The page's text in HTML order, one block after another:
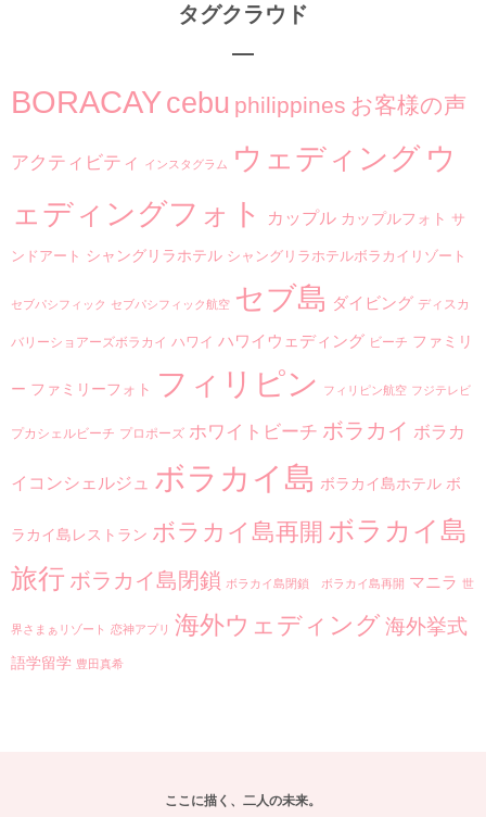
タグクラウド
BORACAYcebu philippines お客様の声
アクティビティ インスタグラム ウェディング ウ
ェディングフォト
カップル カップルフォト サ
ンドアート シャングリラホテル シャングリラホテルボラカイリゾート
セブパシフィック セブパシフィック航空 セブ島 ダイビング ディスカ
バリーショアーズボラカイ ハワイ ハワイウェディング ビーチ ファミリ
ー ファミリーフォト フィリピン フィリピン航空 フジテレビ
プカシェルビーチ プロポーズ ホワイトビーチ ボラカイ ボラカ
イコンシェルジュ ボラカイ島 ボラカイ島ホテル ボ
ラカイ島レストラン ボラカイ島再開 ボラカイ島
旅行 ボラカイ島閉鎖 ボラカイ島閉鎖 ボラカイ島再開 マニラ 世
界さまぁリゾート 恋神アプリ 海外ウェディング 海外挙式
語学留学 豊田真希
ここに描く、二人の未来。